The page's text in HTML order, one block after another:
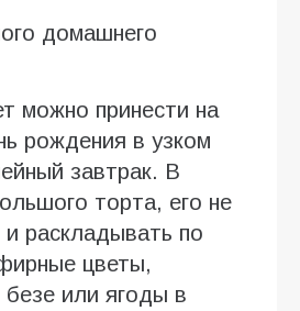
домашнего
можно принести на
рождения в узком
завтрак. В
торта, его не
и раскладывать по
цветы,
или ягоды в